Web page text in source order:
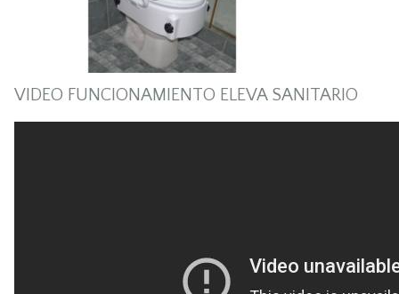
VIDEO FUNCIONAMIENTO ELEVA SANITARIO